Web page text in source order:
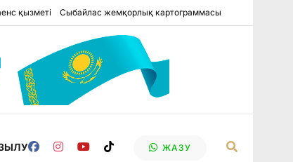
қызметі Сыбайлас жемқорлық картограммасы
ЖАЗУ